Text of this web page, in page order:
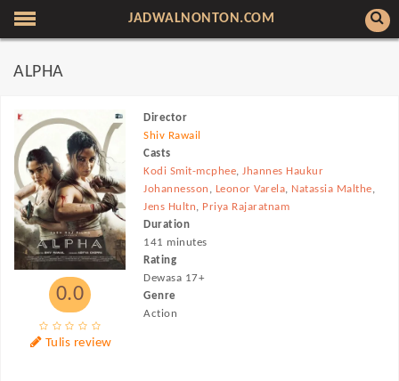
JADWALNONTON.COM
ALPHA
0.0
Tulis review
Director
Shiv Rawail
Casts
Kodi Smit-mcphee,Jhannes Haukur
Johannesson , Leonor Varela, Natassia Malthe,
Jens Hultn, Priya Rajaratnam
Duration
141 minutes
Rating
Dewasa 17+
Genre
Action